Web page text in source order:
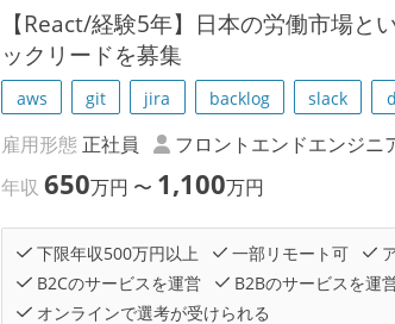
【React/経験5年】日本の労働市場
ックリードを募集
aws git jira backlog slack
雇用形態 正社員 フロントエンドエンジニ
年収650万円 〜 1,100万円
下限年収500万円以上 一部リモート可
B2Cのサービスを運営
B2Bのサービスを運
オンラインで選考が受けられる